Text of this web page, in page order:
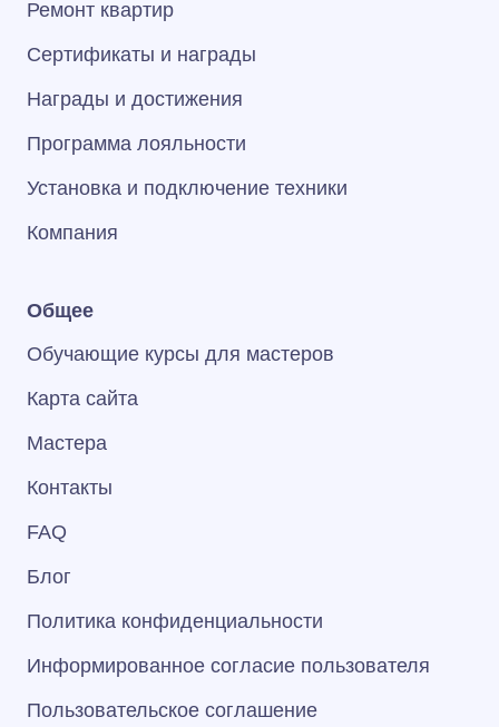
Ремонт квартир
Сертификаты и награды
Награды и достижения
Программа лояльности
Установка и подключение техники
Компания
Общее
Обучающие курсы для мастеров
Карта сайта
Мастера
Контакты
FAQ
Блог
Политика конфиденциальности
Информированное согласие пользователя
Пользовательское соглашение